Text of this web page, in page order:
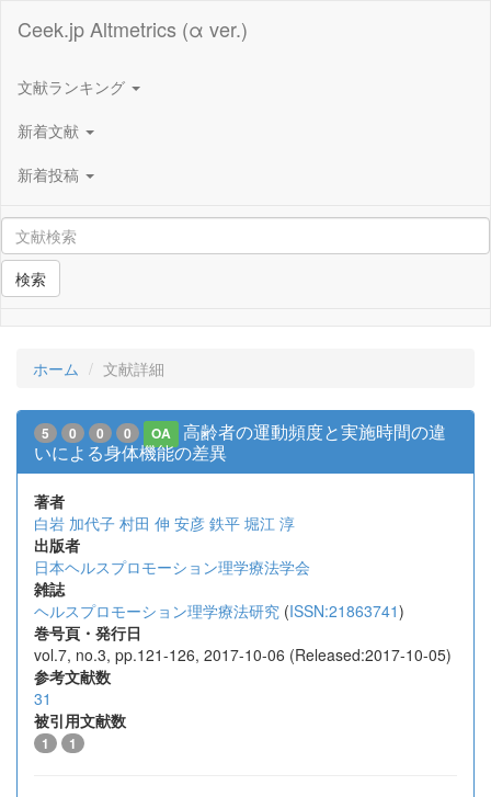
Ceek.jp Altmetrics (α ver.)
文献ランキング
新着文献
新着投稿
検索
ホーム 文献詳細
5 0 0 0 OA
高齢者の運動頻度と実施時間の違
いによる身体機能の差異
著者
白岩 加代子 村田 伸 安彦 鉄平 堀江 淳
出版者
日本ヘルスプロモーション理学療法学会
雑誌
ヘルスプロモーション理学療法研究 (ISSN:21863741)
巻号頁・発行日
vol.7, no.3, pp.121-126, 2017-10-06 (Released:2017-10-05)
参考文献数
31
被引用文献数
1 1